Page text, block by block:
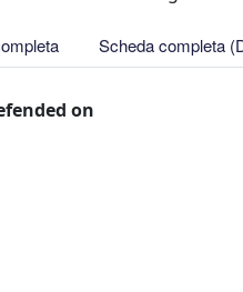
Scheda completa
on